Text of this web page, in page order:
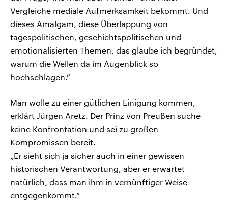
Vergleiche mediale Aufmerksamkeit bekommt. Und
dieses Amalgam, diese Überlappung von
tagespolitischen, geschichtspolitischen und
emotionalisierten Themen, das glaube ich begründet,
warum die Wellen da im Augenblick so
hochschlagen.“
Man wolle zu einer gütlichen Einigung kommen,
erklärt Jürgen Aretz. Der Prinz von Preußen suche
keine Konfrontation und sei zu großen
Kompromissen bereit.
„Er sieht sich ja sicher auch in einer gewissen
historischen Verantwortung, aber er erwartet
natürlich, dass man ihm in vernünftiger Weise
entgegenkommt.“